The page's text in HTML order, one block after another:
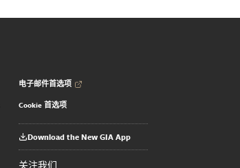
电子邮件首选项
Cookie 首选项
Download the New GIA App
关注我们